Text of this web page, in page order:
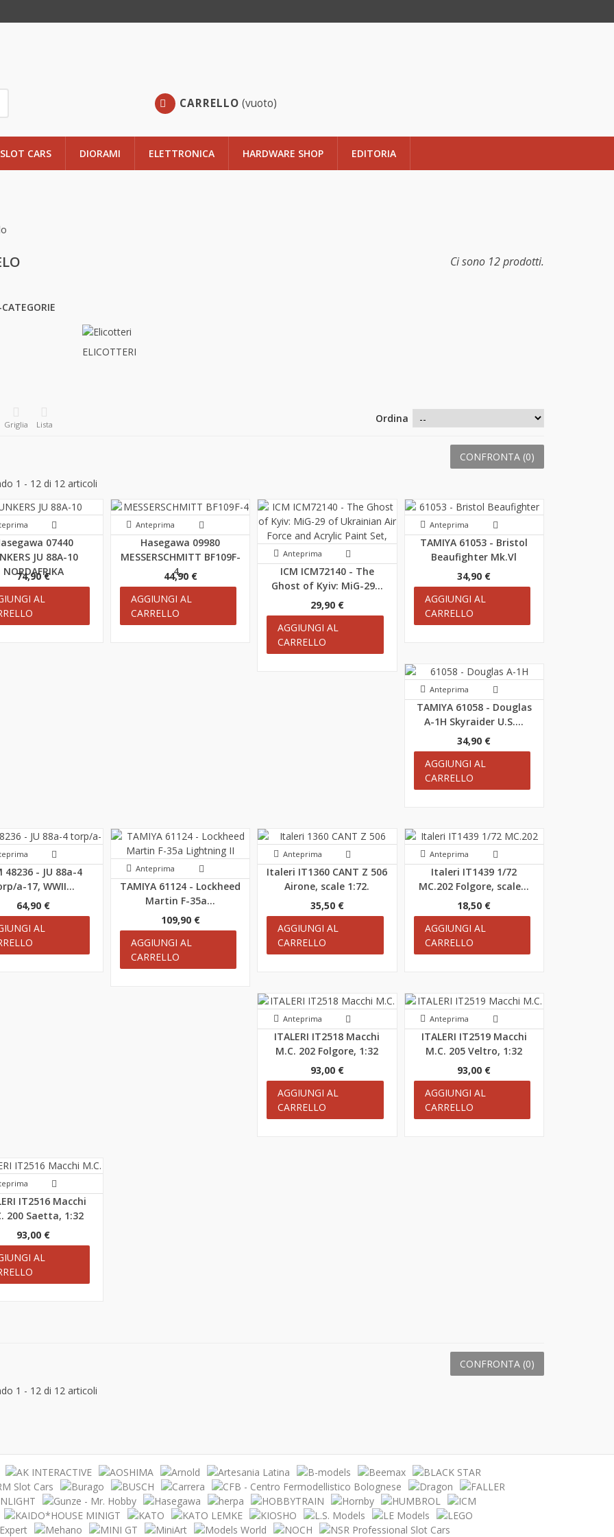
CARRELLO (vuoto)
SLOT CARS DIORAMI ELETTRONICA HARDWARE SHOP EDITORIA
Ci sono 12 prodotti.
ELICOTTERI
Griglia Lista Ordina
CONFRONTA (0)
1 - 12 di 12 articoli
07440
JU 88A-10
NORDAFRIKA
74,90 €
AL
Anteprima
Hasegawa 09980
MESSERSCHMITT BF109F-
4...
44,90 €
AGGIUNGI AL
CARRELLO
Anteprima
ICM ICM72140 - The
Ghost of Kyiv: MiG-29...
29,90 €
AGGIUNGI AL
CARRELLO
Anteprima
TAMIYA 61053 - Bristol
Beaufighter Mk.Vl
34,90 €
AGGIUNGI AL
CARRELLO
Anteprima
TAMIYA 61058 - Douglas
A-1H Skyraider U.S....
34,90 €
AGGIUNGI AL
CARRELLO
48236 - JU 88a-4
a-17, WWII...
64,90 €
AL
Anteprima
TAMIYA 61124 - Lockheed
Martin F-35a...
109,90 €
AGGIUNGI AL
CARRELLO
Anteprima
Italeri IT1360 CANT Z 506
Airone, scale 1:72.
35,50 €
AGGIUNGI AL
CARRELLO
Anteprima
Italeri IT1439 1/72
MC.202 Folgore, scale...
18,50 €
AGGIUNGI AL
CARRELLO
Anteprima
ITALERI IT2518 Macchi
M.C. 202 Folgore, 1:32
93,00 €
AGGIUNGI AL
CARRELLO
Anteprima
ITALERI IT2519 Macchi
M.C. 205 Veltro, 1:32
93,00 €
AGGIUNGI AL
CARRELLO
IT2516 Macchi
200 Saetta, 1:32
93,00 €
AL
CONFRONTA (0)
1 - 12 di 12 articoli